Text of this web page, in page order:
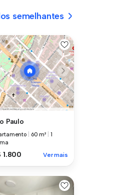
semelhantes
Paulo
60 m²
1
1.800 Ver mais